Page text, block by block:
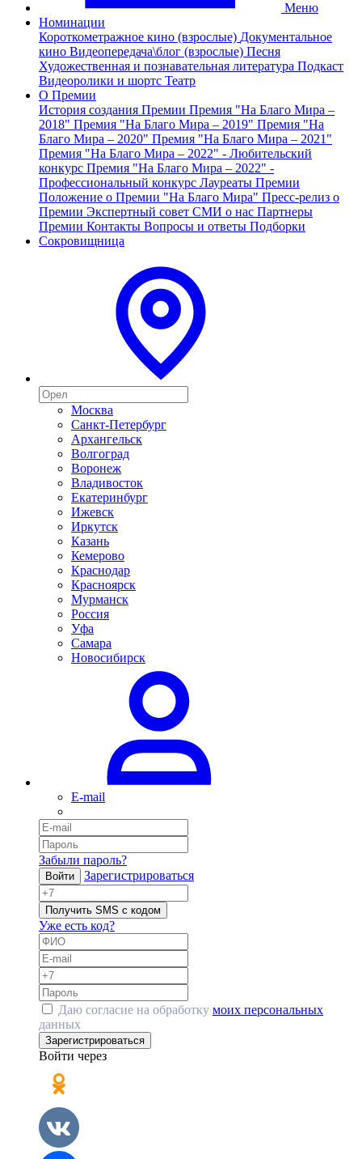
Меню
Номинации
Короткометражное кино (взрослые) Документальное
кино Видеопередача\блог (взрослые) Песня
Художественная и познавательная литература Подкаст
Видеоролики и шортс Театр
О Премии
История создания Премии Премия "На Благо Мира –
2018" Премия "На Благо Мира – 2019" Премия "На
Благо Мира – 2020" Премия "На Благо Мира – 2021"
Премия "На Благо Мира – 2022" - Любительский
конкурс Премия "На Благо Мира – 2022" -
Профессиональный конкурс Лауреаты Премии
Положение о Премии "На Благо Мира" Пресс-релиз о
Премии Экспертный совет СМИ о нас Партнеры
Премии Контакты Вопросы и ответы Подборки
Сокровищница
Москва
Санкт-Петербург
Архангельск
Волгоград
Воронеж
Владивосток
Екатеринбург
Ижевск
Иркутск
Казань
Кемерово
Краснодар
Красноярск
Мурманск
Россия
Уфа
Самара
Новосибирск
E-mail
Забыли пароль?
Войти Зарегистрироваться
Получить SMS с кодом
Уже есть код?
Даю согласие на обработку моих персональных
данных
Зарегистрироваться
Войти через